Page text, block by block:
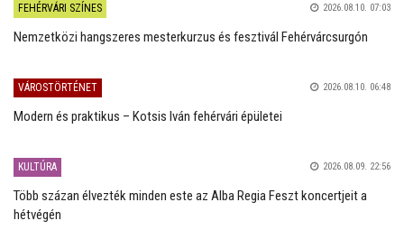
FEHÉRVÁRI SZÍNES 2026.08.10. 07:03
Nemzetközi hangszeres mesterkurzus és fesztivál Fehérvárcsurgón
VÁROSTÖRTÉNET 2026.08.10. 06:48
Modern és praktikus – Kotsis Iván fehérvári épületei
KULTÚRA 2026.08.09. 22:56
Több százan élvezték minden este az Alba Regia Feszt koncertjeit a
hétvégén